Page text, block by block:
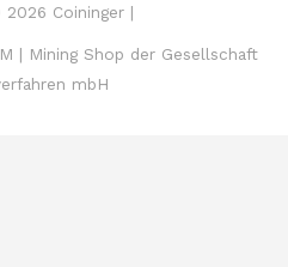
Coininger |
| Mining Shop der Gesellschaft
mbH